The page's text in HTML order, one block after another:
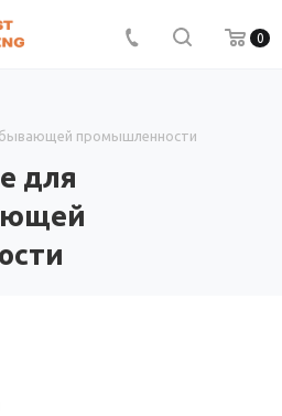
0
промышленности
для